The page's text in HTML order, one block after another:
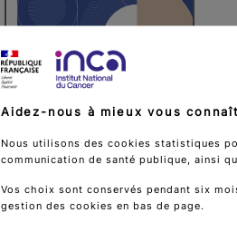
Panorama des cancers en
Aidez-nous à mieux vous
Nous utilisons des cookies statistiques
communication de santé publique, ainsi
Vos choix sont conservés pendant six
gestion des cookies en bas de page.